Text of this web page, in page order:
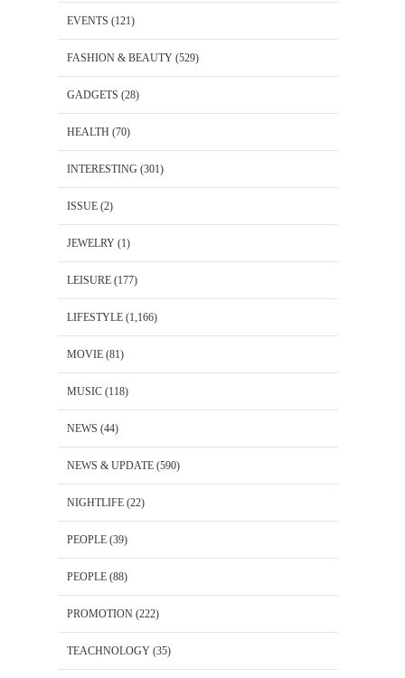
EVENTS (121)
FASHION & BEAUTY (529)
GADGETS (28)
HEALTH (70)
INTERESTING (301)
ISSUE (2)
JEWELRY (1)
LEISURE (177)
LIFESTYLE (1,166)
MOVIE (81)
MUSIC (118)
NEWS (44)
NEWS & UPDATE (590)
NIGHTLIFE (22)
PEOPLE (39)
PEOPLE (88)
PROMOTION (222)
TEACHNOLOGY (35)